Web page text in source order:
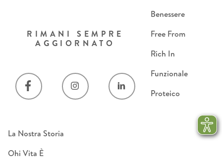
Benessere
Free From
Rich In
Funzionale
Proteico
La Nostra Storia
Ohi Vita È
RIMANI SEMPRE
AGGIORNATO